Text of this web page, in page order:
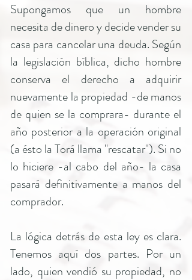
Supongamos que un hombre
necesita de dinero y decide vender su
casa para cancelar una deuda. Según
la legislación bíblica, dicho hombre
conserva el derecho a adquirir
nuevamente la propiedad -de manos
de quien se la comprara- durante el
año posterior a la operación original
(a ésto la Torá llama "rescatar"). Si no
lo hiciere -al cabo del año- la casa
pasará definitivamente a manos del
comprador.
La lógica detrás de esta ley es clara.
Tenemos aquí dos partes. Por un
lado, quien vendió su propiedad, no